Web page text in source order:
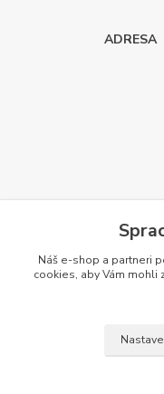
ADRESA
Náš e-shop a partneri
cookies, aby Vám mohli